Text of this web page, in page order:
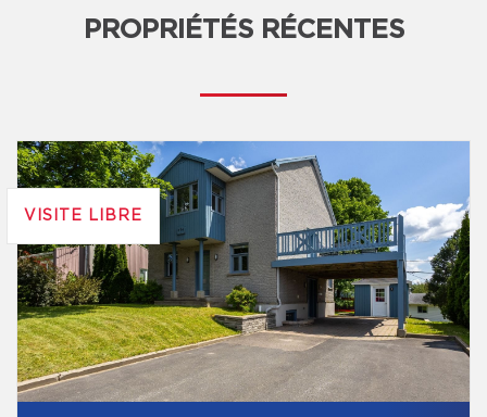
PROPRIÉTÉS RÉCENTES
VISITE LIBRE